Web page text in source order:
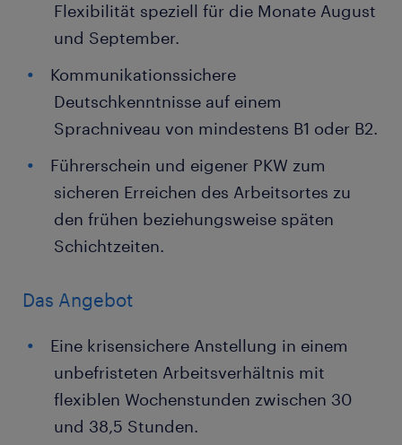
Flexibilität speziell für die Monate August
und September.
Kommunikationssichere
Deutschkenntnisse auf einem
Sprachniveau von mindestens B1 oder B2.
Führerschein und eigener PKW zum
sicheren Erreichen des Arbeitsortes zu
den frühen beziehungsweise späten
Schichtzeiten.
Das Angebot
Eine krisensichere Anstellung in einem
unbefristeten Arbeitsverhältnis mit
flexiblen Wochenstunden zwischen 30
und 38,5 Stunden.